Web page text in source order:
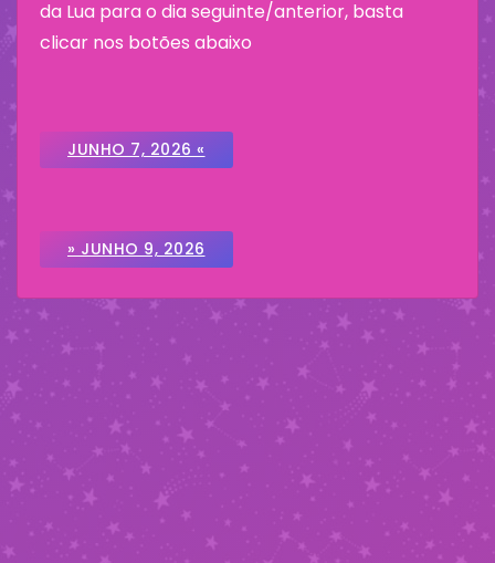
da Lua para o dia seguinte/anterior, basta
clicar nos botões abaixo
JUNHO 7, 2026 «
» JUNHO 9, 2026